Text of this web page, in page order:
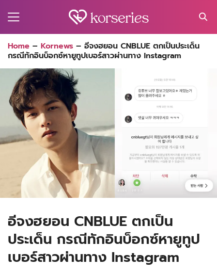
for:
Home – Kornews – อีจงฮยอน CNBLUE ตกเป็นประเด็น
กรณีทักอินบ็อกซ์หายูทูปเบอร์สาวผ่านทาง Instagram
อีจงฮยอน CNBLUE ตกเป็น
ประเด็น กรณีทักอินบ็อกซ์หายูทูป
เบอร์สาวผ่านทาง Instagram